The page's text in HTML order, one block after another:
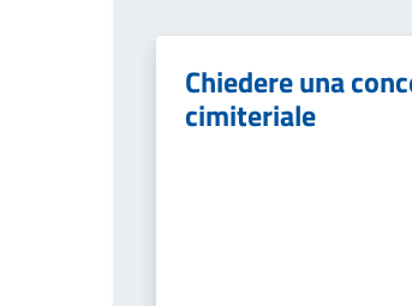
Chiedere una
cimiteriale